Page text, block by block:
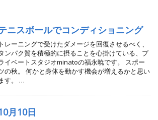
ニスボールでコンディショニング
トレーニングで受けたダメージを回復させるべく、
ンパク質を積極的に摂ることを心掛けている、プ
イベートスタジオminatoの福永暁です。 スポー
の秋。 何かと身体を動かす機会が増えるかと思い
す。 …
月10日